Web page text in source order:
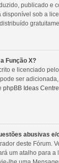
publicado e
disponível sob a
Função X?
e licenciado
ser
phpBB Ideas Centre
abusivas
deste Fórum.
um atalho para